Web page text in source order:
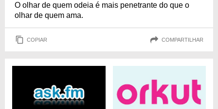
O olhar de quem odeia é mais penetrante do que o
olhar de quem ama.
COPIAR COMPARTILHAR